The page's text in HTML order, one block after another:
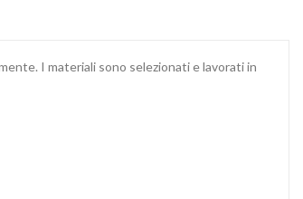
I materiali sono selezionati e lavorati in